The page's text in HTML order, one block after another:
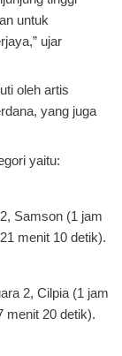
untuk
ujar
oleh artis
yang juga
yaitu:
Samson (1 jam
menit 10 detik).
2, Cilpia (1 jam
menit 20 detik).